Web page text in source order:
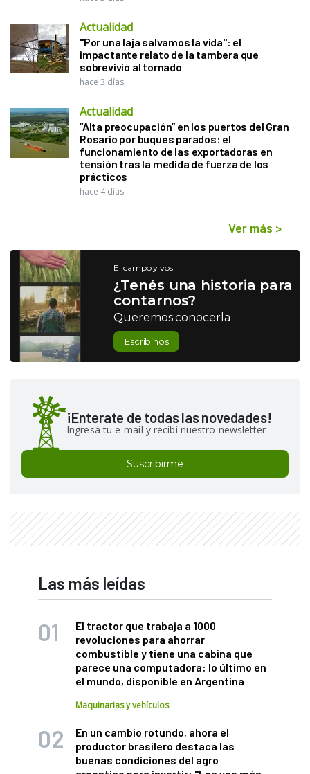
Actualidad
"Por una laja salvamos la vida": el
impactante relato de la tambera que
sobrevivió al tornado
hace 3 días
Actualidad
“Alta preocupación” en los puertos del Gran
Rosario por buques parados: el
funcionamiento de las exportadoras en
tensión tras la medida de fuerza de los
prácticos
hace 4 días
Ver más >
El campo y vos
¿Tenés una historia para
contarnos?
Queremos conocerla
Escribinos
¡Enterate de todas las novedades!
Ingresá tu e-mail y recibí nuestro newsletter
Suscribirme
Las más leídas
El tractor que trabaja a 1000
revoluciones para ahorrar
combustible y tiene una cabina que
parece una computadora: lo último en
el mundo, disponible en Argentina
Maquinarias y vehículos
En un cambio rotundo, ahora el
productor brasilero destaca las
buenas condiciones del agro